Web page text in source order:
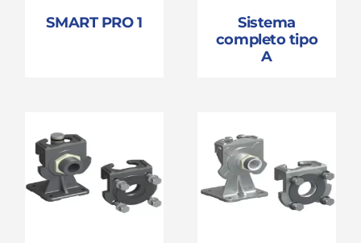
SMART PRO 1
Sistema
completo tipo
A